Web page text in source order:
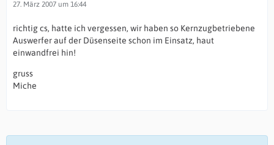
27. März 2007 um 16:44
richtig cs, hatte ich vergessen, wir haben so Kernzugbetriebene
Auswerfer auf der Düsenseite schon im Einsatz, haut
einwandfrei hin!
gruss
Miche